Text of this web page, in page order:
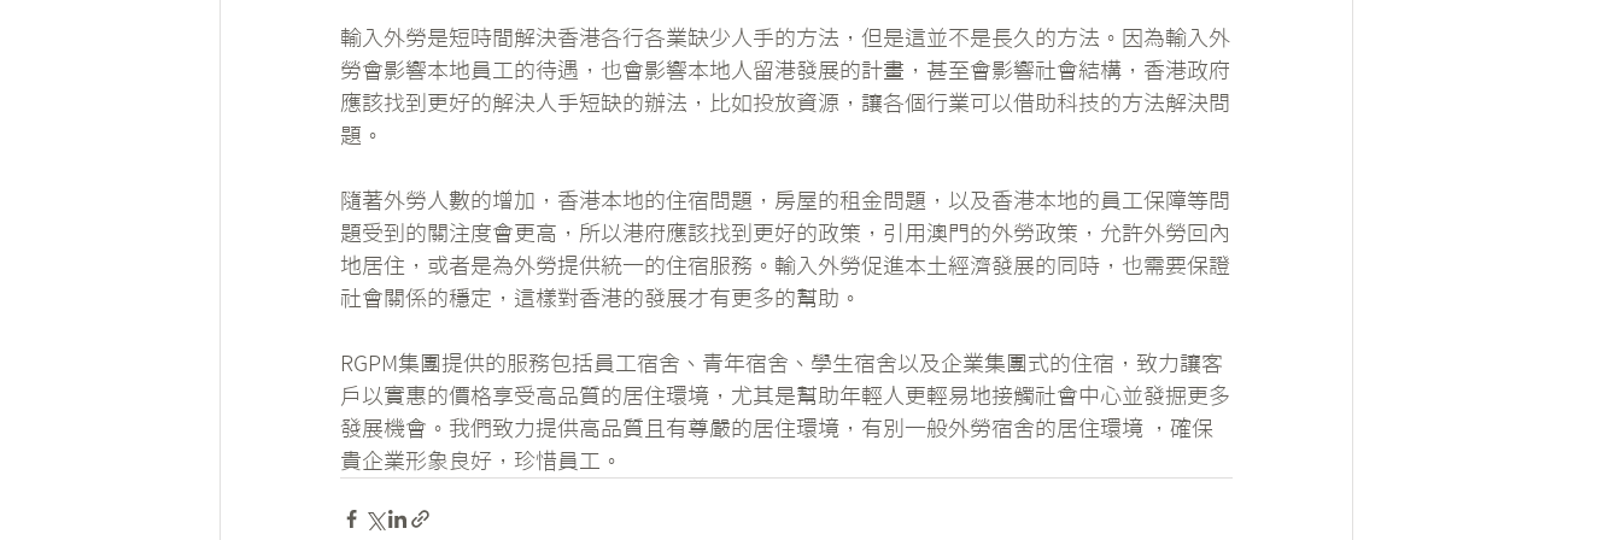
輸入外勞是短時間解決香港各行各業缺少人手的方法，但是這並不是長久的方法。因為輸入外
勞會影響本地員工的待遇，也會影響本地人留港發展的計畫，甚至會影響社會結構，香港政府
應該找到更好的解決人手短缺的辦法，比如投放資源，讓各個行業可以借助科技的方法解決問
題。
隨著外勞人數的增加，香港本地的住宿問題，房屋的租金問題，以及香港本地的員工保障等問
題受到的關注度會更高，所以港府應該找到更好的政策，引用澳門的外勞政策，允許外勞回內
地居住，或者是為外勞提供統一的住宿服務。輸入外勞促進本土經濟發展的同時，也需要保證
社會關係的穩定，這樣對香港的發展才有更多的幫助。
RGPM集團提供的服務包括員工宿舍、青年宿舍、學生宿舍以及企業集團式的住宿，致力讓客
戶以實惠的價格享受高品質的居住環境，尤其是幫助年輕人更輕易地接觸社會中心並發掘更多
發展機會。我們致力提供高品質且有尊嚴的居住環境，有別一般外勞宿舍的居住環境 ，確保
貴企業形象良好，珍惜員工。